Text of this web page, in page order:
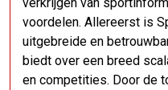
voordelen. Allereerst is
uitgebreide en
biedt over een breed
en competities. Door de